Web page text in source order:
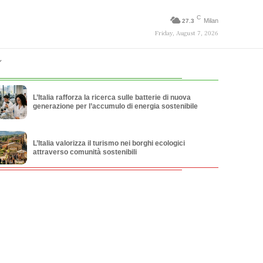
27.3
C Milan
Friday, August 7, 2026
L’Italia rafforza la ricerca sulle batterie di nuova
generazione per l’accumulo di energia sostenibile
L’Italia valorizza il turismo nei borghi ecologici
attraverso comunità sostenibili